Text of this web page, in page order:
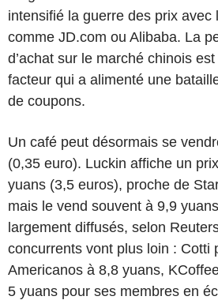
intensifié la guerre des prix avec
comme JD.com ou Alibaba. La
d’achat sur le marché chinois
facteur qui a alimenté une
de coupons.
Un café peut désormais se
(0,35 euro). Luckin affiche un
yuans (3,5 euros), proche de
mais le vend souvent à 9,9
largement diffusés, selon
concurrents vont plus loin : Cotti
Americanos à 8,8 yuans,
5 yuans pour ses membres en